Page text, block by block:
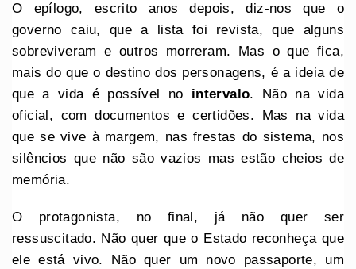
O epílogo, escrito anos depois, diz-nos que o
governo caiu, que a lista foi revista, que alguns
sobreviveram e outros morreram. Mas o que fica,
mais do que o destino dos personagens, é a ideia de
que a vida é possível no intervalo. Não na vida
oficial, com documentos e certidões. Mas na vida
que se vive à margem, nas frestas do sistema, nos
silêncios que não são vazios mas estão cheios de
memória.
O protagonista, no final, já não quer ser
ressuscitado. Não quer que o Estado reconheça que
ele está vivo. Não quer um novo passaporte, um